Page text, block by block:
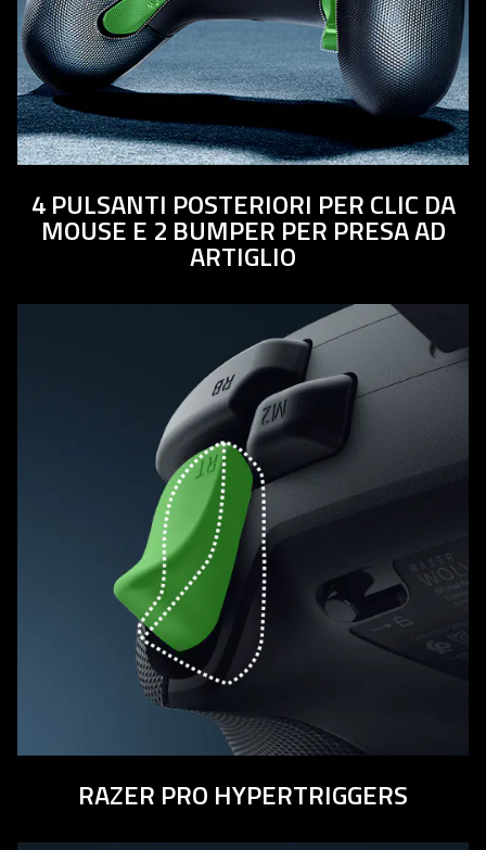
4 PULSANTI POSTERIORI PER CLIC DA
MOUSE E 2 BUMPER PER PRESA AD
ARTIGLIO
RAZER PRO HYPERTRIGGERS